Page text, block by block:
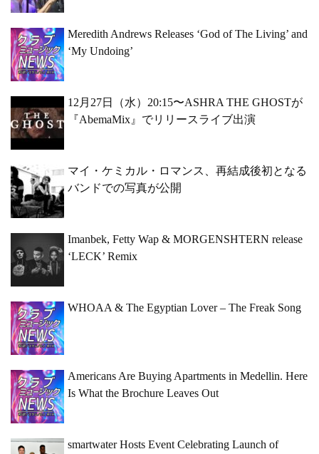
Meredith Andrews Releases ‘God of The Living’ and
‘My Undoing’
12月27日（水）20:15〜ASHRA THE GHOSTが
『AbemaMix』でリリースライブ出演
マイ・ケミカル・ロマンス、再結成後初となる
バンドでの写真が公開
Imanbek, Fetty Wap & MORGENSHTERN release
‘LECK’ Remix
WHOAA & The Egyptian Lover – The Freak Song
Americans Are Buying Apartments in Medellin. Here
Is What the Brochure Leaves Out
smartwater Hosts Event Celebrating Launch of